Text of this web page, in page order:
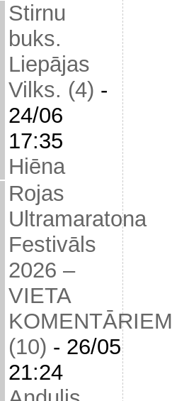
Stirnu
buks.
Liepājas
Vilks. (4) -
24/06
17:35
Hiēna
Rojas
Ultramaratona
Festivāls
2026 –
VIETA
KOMENTĀRIEM
(10) - 26/05
21:24